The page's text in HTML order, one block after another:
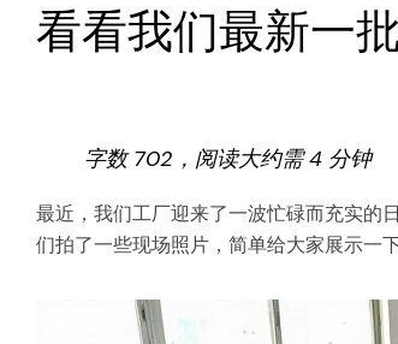
看看我们最新一
字数 702，阅读大约需 4 分钟
最近，我们工厂迎来了一波忙碌而充实
们拍了一些现场照片，简单给大家展示一